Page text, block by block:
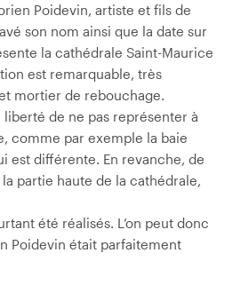
Poidevin, artiste et fils de
son nom ainsi que la date sur
la cathédrale Saint-Maurice
est remarquable, très
mortier de rebouchage.
liberté de ne pas représenter à
comme par exemple la baie
est différente. En revanche, de
partie haute de la cathédrale,
été réalisés. L’on peut donc
Poidevin était parfaitement